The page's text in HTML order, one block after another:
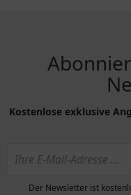
Kostenlose exklusive
Der Newsletter ist